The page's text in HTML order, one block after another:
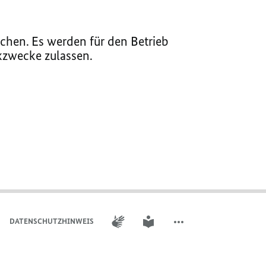
Es werden für den Betrieb
zulassen.
DATENSCHUTZHINWEIS GEBÄRDENSPRACHE
LEICHTE SPRACHE